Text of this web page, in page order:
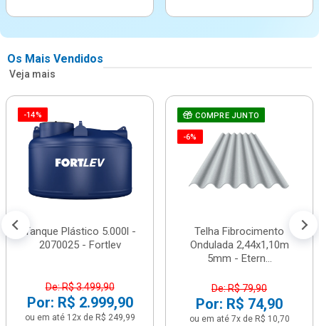
Os Mais Vendidos
Veja mais
-14%
Tanque Plástico 5.000l -
2070025 - Fortlev
De: R$ 3.499,90
Por: R$ 2.999,90
ou em até 12x de R$ 249,99
COMPRE JUNTO
-6%
Telha Fibrocimento
Ondulada 2,44x1,10m
5mm - Etern...
De: R$ 79,90
Por: R$ 74,90
ou em até 7x de R$ 10,70